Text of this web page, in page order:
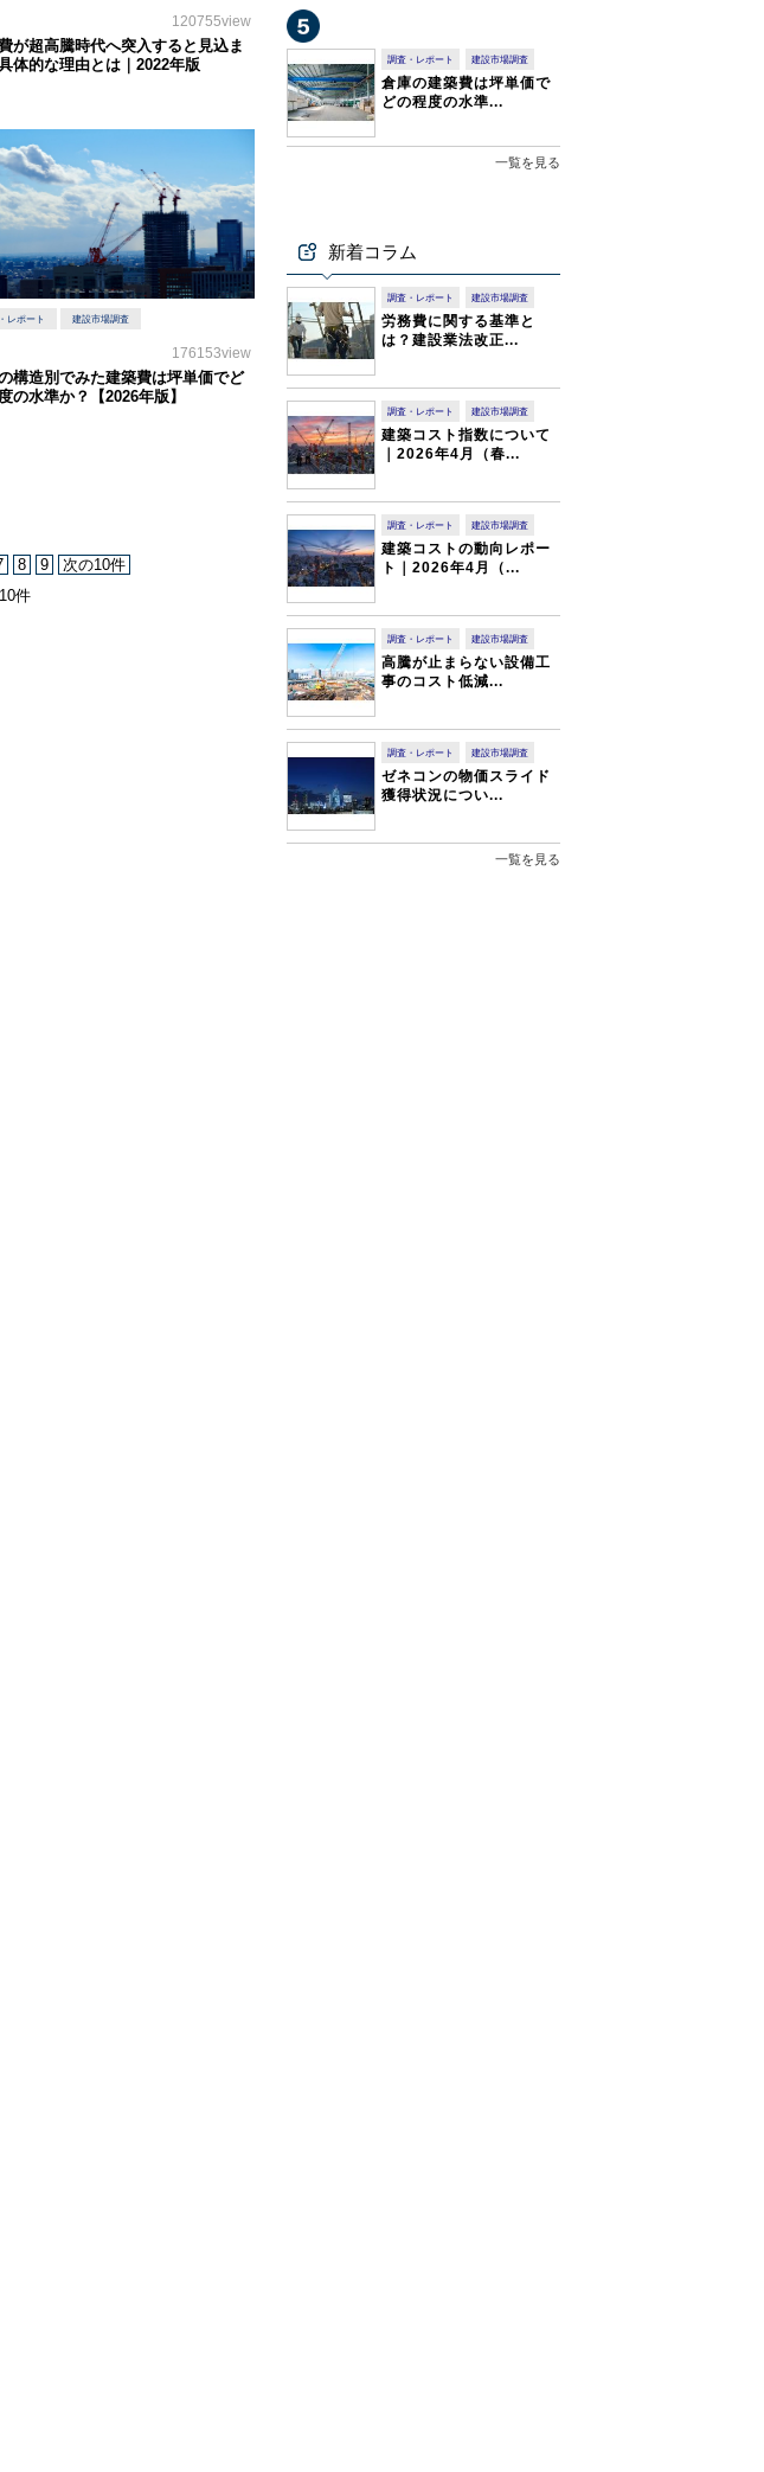
調査・レポート 建設市場調査
倉庫の建築費は坪単価で
どの程度の水準...
一覧を見る
新着コラム
調査・レポート 建設市場調査
労務費に関する基準と
は？建設業法改正...
調査・レポート 建設市場調査
建築コスト指数について
｜2026年4月（春...
調査・レポート 建設市場調査
建築コストの動向レポー
ト｜2026年4月（...
調査・レポート 建設市場調査
高騰が止まらない設備工
事のコスト低減...
調査・レポート 建設市場調査
ゼネコンの物価スライド
獲得状況につい...
一覧を見る
120755view
が超高騰時代へ突入すると見込ま
体的な理由とは｜2022年版
レポート 建設市場調査
176153view
構造別でみた建築費は坪単価でど
の水準か？【2026年版】
8 9
次の10件
件